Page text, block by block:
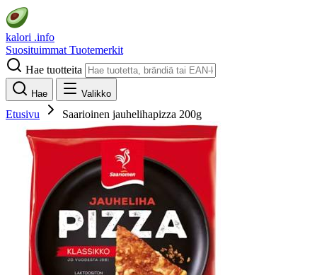
kalori .info
Suosituimmat Tuotemerkit
Hae tuotteita
Hae Valikko
Etusivu Saarioinen jauhelihapizza 200g